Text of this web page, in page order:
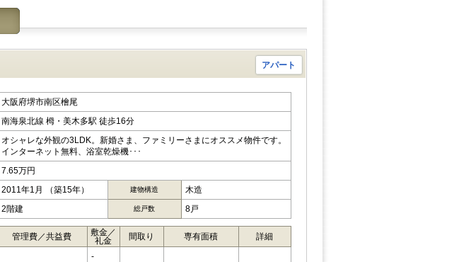
アパート
大阪府堺市南区檜尾
南海泉北線 栂・美木多駅 徒歩16分
オシャレな外観の3LDK。新婚さま、ファミリーさまにオススメ物件です。
インターネット無料、浴室乾燥機･･･
7.65万円
2011年1月 （築15年） 建物構造 木造
2階建 総戸数 8戸
管理費／共益費
敷金／
礼金
間取り 専有面積 詳細
-